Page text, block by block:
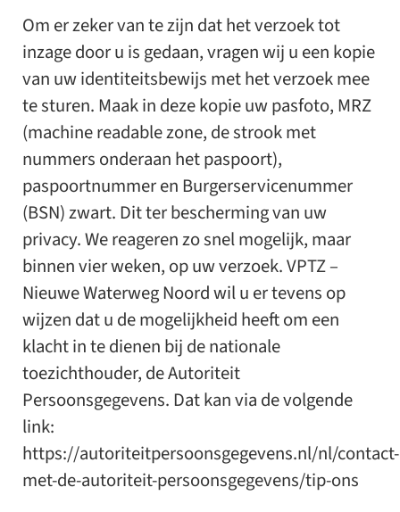
Om er zeker van te zijn dat het verzoek tot
inzage door u is gedaan, vragen wij u een kopie
van uw identiteitsbewijs met het verzoek mee
te sturen. Maak in deze kopie uw pasfoto, MRZ
(machine readable zone, de strook met
nummers onderaan het paspoort),
paspoortnummer en Burgerservicenummer
(BSN) zwart. Dit ter bescherming van uw
privacy. We reageren zo snel mogelijk, maar
binnen vier weken, op uw verzoek. VPTZ –
Nieuwe Waterweg Noord wil u er tevens op
wijzen dat u de mogelijkheid heeft om een
klacht in te dienen bij de nationale
toezichthouder, de Autoriteit
Persoonsgegevens. Dat kan via de volgende
link:
https://autoriteitpersoonsgegevens.nl/nl/contact-
met-de-autoriteit-persoonsgegevens/tip-ons